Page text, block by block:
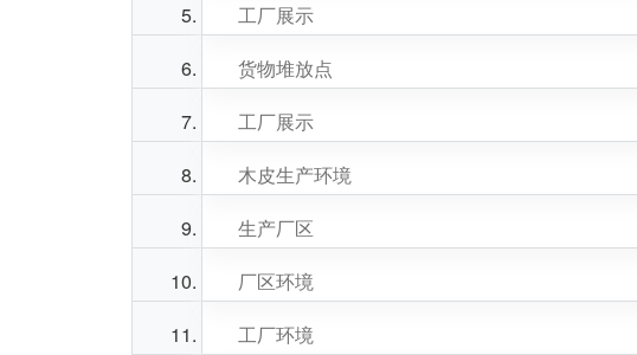
工厂展示
货物堆放点
工厂展示
木皮生产环境
生产厂区
厂区环境
工厂环境